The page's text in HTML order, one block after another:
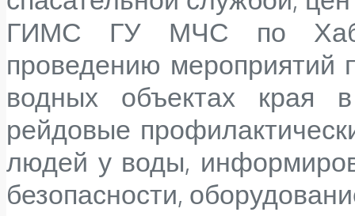
ГИМС ГУ МЧС по
проведению мероприятий
водных объектах края
рейдовые
людей у воды,
безопасности,